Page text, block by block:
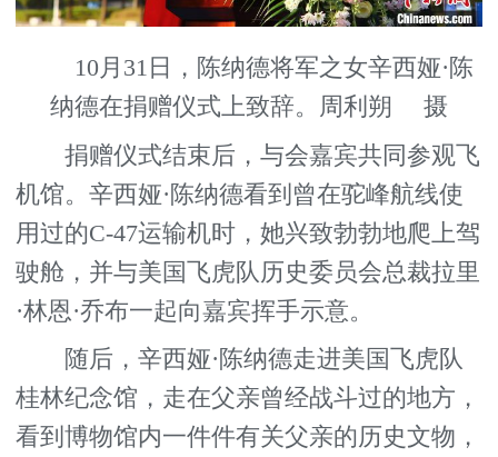
10月31日，陈纳德将军之女辛西娅·陈
纳德在捐赠仪式上致辞。周利朔 摄
捐赠仪式结束后，与会嘉宾共同参观飞
机馆。辛西娅·陈纳德看到曾在驼峰航线使
用过的C-47运输机时，她兴致勃勃地爬上驾
驶舱，并与美国飞虎队历史委员会总裁拉里
·林恩·乔布一起向嘉宾挥手示意。
随后，辛西娅·陈纳德走进美国飞虎队
桂林纪念馆，走在父亲曾经战斗过的地方，
看到博物馆内一件件有关父亲的历史文物，